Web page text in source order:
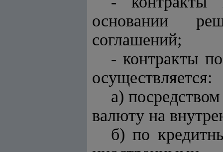
основании
соглашений;
- контракты
осуществляется:
а)
валюту на
б) по